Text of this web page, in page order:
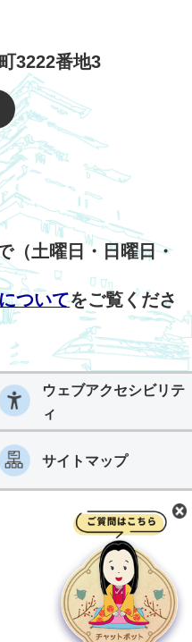
3222番地3
（土曜日・日曜日・
ついてをご覧くださ
ウェブアクセシビリテ
ィ
サイトマップ